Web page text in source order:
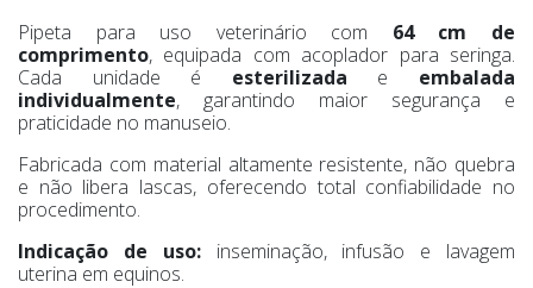
Pipeta para uso veterinário com 64 cm de
comprimento, equipada com acoplador para seringa.
Cada unidade é esterilizada e embalada
individualmente, garantindo maior segurança e
praticidade no manuseio.
Fabricada com material altamente resistente, não quebra
e não libera lascas, oferecendo total confiabilidade no
procedimento.
Indicação de uso:inseminação, infusão e lavagem
uterina em equinos.